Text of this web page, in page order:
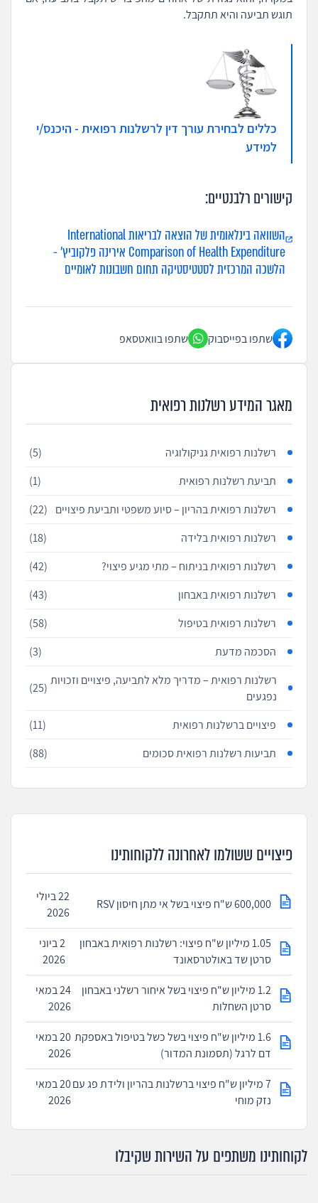
תוגש תביעה והיא תתקבל.
כללים לבחירת עורך דין לרשלנות רפואית - היכנס/י
למידע
קישורים רלבנטיים:
השוואה בינלאומית של הוצאה לבריאות International
Comparison of Health Expenditure אירינה פלקוביץ' -
הלשכה המרכזית לסטטיסטיקה תחום חשבונות לאומיים
שתפו בפייסבוק שתפו בוואטסאפ
מאגר המידע רשלנות רפואית
רשלנות רפואית גניקולוגיה
(5)
תביעת רשלנות רפואית
(1)
רשלנות רפואית בהריון – סיוע משפטי ותביעת פיצויים
(22)
רשלנות רפואית בלידה
(18)
רשלנות רפואית בניתוח – מתי מגיע פיצוי?
(42)
רשלנות רפואית באבחון
(43)
רשלנות רפואית בטיפול
(58)
הסכמה מדעת
(3)
רשלנות רפואית – מדריך מלא לתביעה, פיצויים וזכויות
נפגעים
(25)
פיצויים ברשלנות רפואית
(11)
תביעות רשלנות רפואית סכומים
(88)
פיצויים ששולמו לאחרונה ללקוחותינו
600,000 ש"ח פיצוי בשל אי מתן חיסון RSV
22 ביולי
2026
1.05 מיליון ש"ח פיצוי: רשלנות רפואית באבחון
סרטן שד באולטרסאונד
2 ביוני
2026
1.2 מיליון ש"ח פיצוי בשל איחור רשלני באבחון
סרטן השחלות
24 במאי
2026
1.6 מיליון ש"ח פיצוי בשל כשל בטיפול באספקת
דם לרגל (תסמונת המדור)
20 במאי
2026
7 מיליון ש"ח פיצוי ברשלנות בהריון ולידת פג עם
נזק מוחי
20 במאי
2026
לקוחותינו משתפים על השירות שקיבלו